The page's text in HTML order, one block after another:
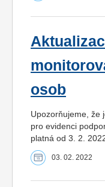
osob
Upozorňujeme, že
pro evidenci
platná od 3. 2.
03. 02. 2022